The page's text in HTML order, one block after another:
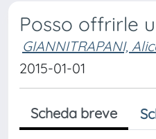
Posso offrirle
GIANNITRAPANI,
2015-01-01
Scheda breve